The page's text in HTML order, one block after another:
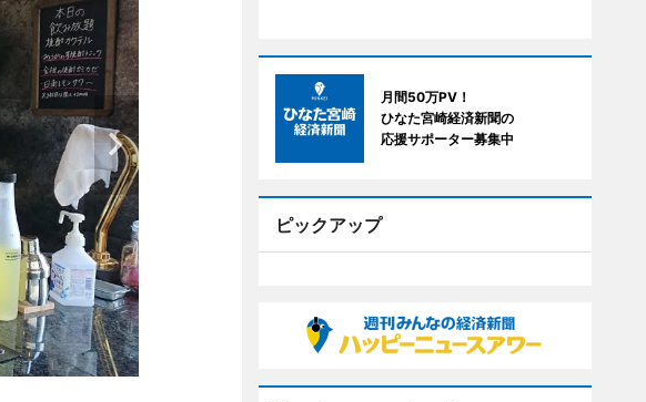
月間50万PV！
ひなた宮崎経済新聞の
応援サポーター募集中
ピックアップ